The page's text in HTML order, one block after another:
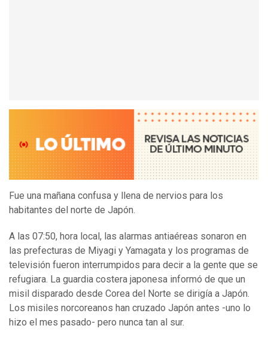
Fue una mañana confusa y llena de nervios para los
habitantes del norte de Japón.
A las 07:50, hora local, las alarmas antiaéreas sonaron en
las prefecturas de Miyagi y Yamagata y los programas de
televisión fueron interrumpidos para decir a la gente que se
refugiara. La guardia costera japonesa informó de que un
misil disparado desde Corea del Norte se dirigía a Japón.
Los misiles norcoreanos han cruzado Japón antes -uno lo
hizo el mes pasado- pero nunca tan al sur.